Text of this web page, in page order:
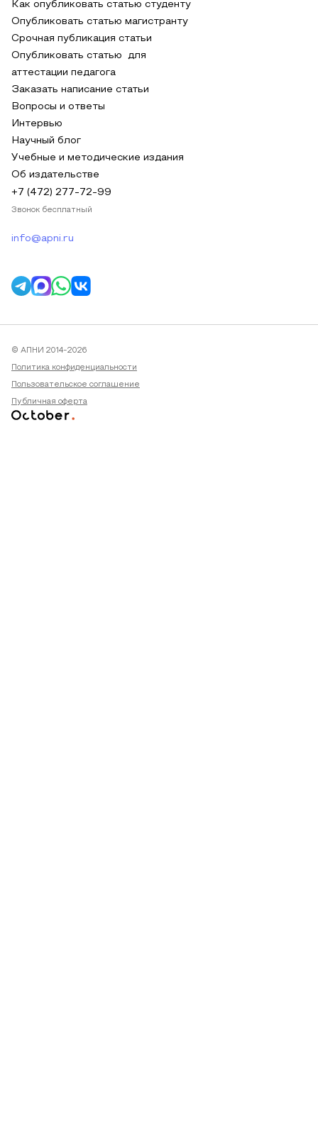
Как опубликовать статью студенту
Опубликовать статью магистранту
Срочная публикация статьи
Опубликовать статью для
аттестации педагога
Заказать написание статьи
Вопросы и ответы
Интервью
Научный блог
Учебные и методические издания
Об издательстве
+7 (472) 277-72-99
Звонок бесплатный
info@apni.ru
© АПНИ 2014-2026
Политика конфиденциальности
Пользовательское соглашение
Публичная оферта